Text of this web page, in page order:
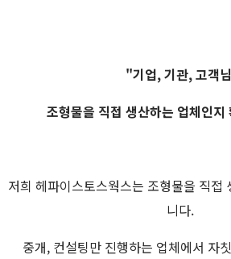
"기업, 기관, 고객
조형물을 직접 생산하는 업체인
저희 헤파이스토스웍스는 조형물을 직접
니다.
중개, 컨설팅만 진행하는 업체에서 자